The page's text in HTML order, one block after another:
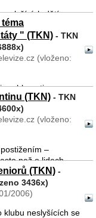
dětí
školu mají jít po
opravdu velice
" (TKN) - TKN
(vloženo:
problematice
pro ohluchlé.
velmi
jsm ...
(TKN) - TKN
(vloženo:
–
než o lidech
velmi rozšířená,
které ...
(TKN) -
3436x)
2006)
klubu neslyšících se